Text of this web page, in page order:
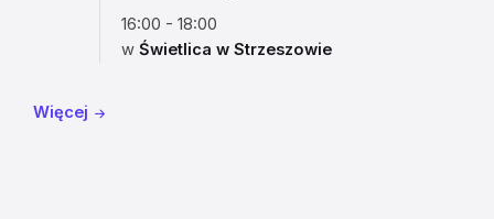
16:00 - 18:00
w Świetlica w Strzeszowie
Więcej